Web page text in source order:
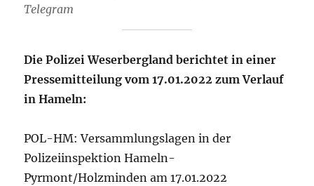
Telegram
Die Polizei Weserbergland berichtet in einer
Pressemitteilung vom 17.01.2022 zum Verlauf
in Hameln:
POL-HM: Versammlungslagen in der
Polizeiinspektion Hameln-
Pyrmont/Holzminden am 17.01.2022